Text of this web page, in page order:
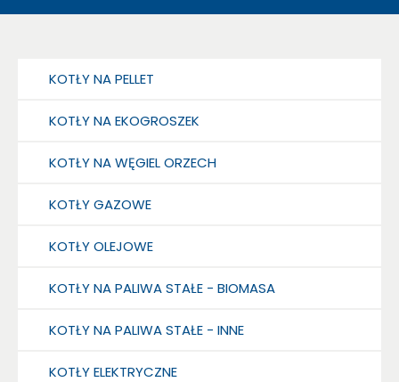
KOTŁY NA PELLET
KOTŁY NA EKOGROSZEK
KOTŁY NA WĘGIEL ORZECH
KOTŁY GAZOWE
KOTŁY OLEJOWE
KOTŁY NA PALIWA STAŁE - BIOMASA
KOTŁY NA PALIWA STAŁE - INNE
KOTŁY ELEKTRYCZNE